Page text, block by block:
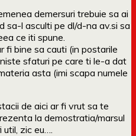
demersuri trebuie sa ai
sa-l asculti pe dl/d-na av.si sa
ce iti spune.
fi bine sa cauti (in postarile
sfaturi pe care ti le-a dat
asta (imi scapa numele
de aici ar fi vrut sa te
la demostratia/marsul
zic eu….